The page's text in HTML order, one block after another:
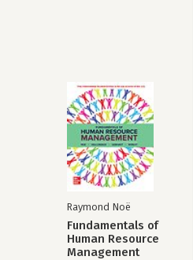
Raymond Noë
Fundamentals of
Human Resource
Management